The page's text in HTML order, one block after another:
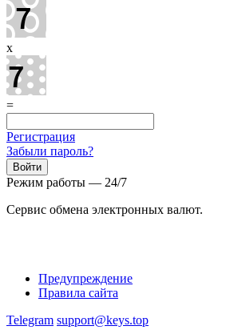
x
=
Регистрация
Забыли пароль?
Режим работы — 24/7
Сервис обмена электронных валют.
Предупреждение
Правила сайта
Telegram support@keys.top